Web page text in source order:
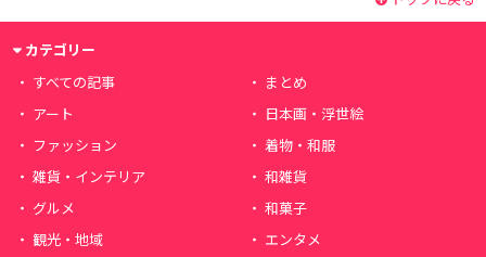
カテゴリー
すべての記事
まとめ
アート
日本画・浮世絵
ファッション
着物・和服
雑貨・インテリア
和雑貨
グルメ
和菓子
観光・地域
エンタメ